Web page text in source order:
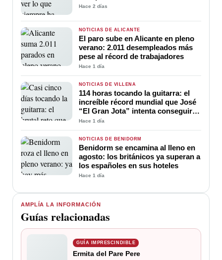
AMPLÍA LA INFORMACIÓN
Guías relacionadas
GUÍA IMPRESCINDIBLE
Ermita del Pare Pere
Hace 2 días
NOTICIAS DE ALICANTE
El paro sube en Alicante en pleno
verano: 2.011 desempleados más
pese al récord de trabajadores
Hace 1 día
NOTICIAS DE VILLENA
114 horas tocando la guitarra: el
increíble récord mundial que José
“El Gran Jota” intenta conseguir
en Villena
Hace 1 día
NOTICIAS DE BENIDORM
Benidorm se encamina al lleno en
agosto: los británicos ya superan a
los españoles en sus hoteles
Hace 1 día